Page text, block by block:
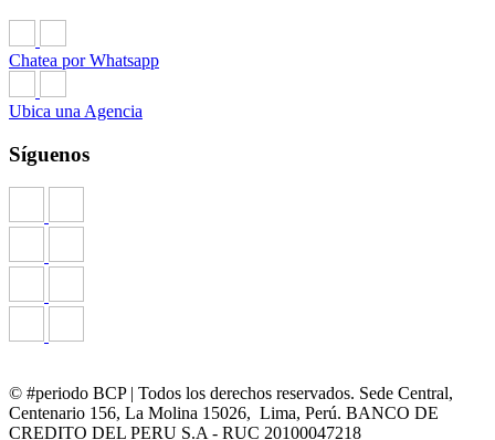
Chatea por Whatsapp
Ubica una Agencia
Síguenos
© #periodo BCP | Todos los derechos reservados. Sede Central,
Centenario 156, La Molina 15026, Lima, Perú. BANCO DE
CREDITO DEL PERU S.A - RUC 20100047218